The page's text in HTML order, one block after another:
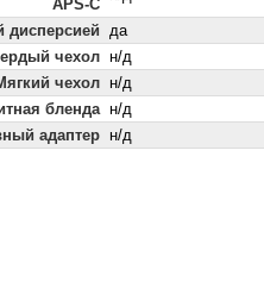
APS-C
дисперсией
да
чехол н/д
чехол
н/д
бленда н/д
адаптер
н/д